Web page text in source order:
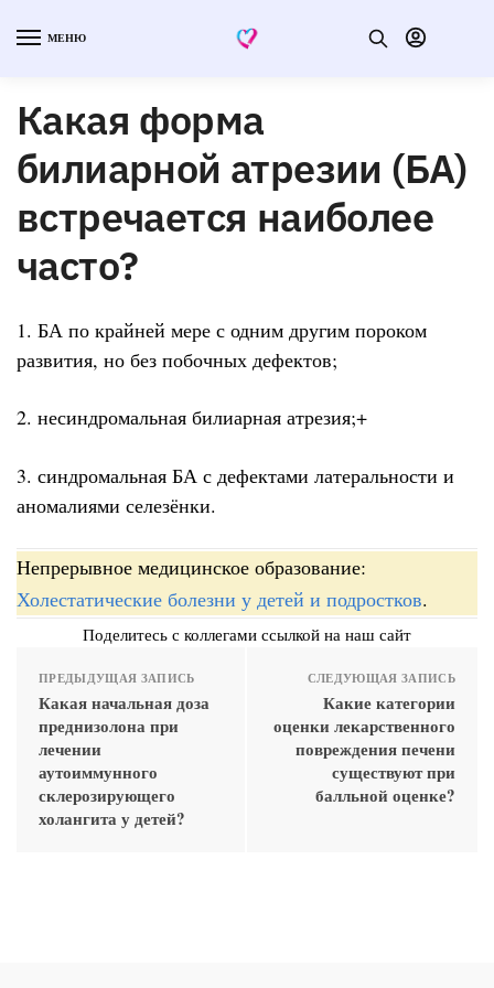
МЕНЮ
Какая форма
билиарной атрезии (БА)
встречается наиболее
часто?
1. БА по крайней мере с одним другим пороком
развития, но без побочных дефектов;
2. несиндромальная билиарная атрезия;+
3. синдромальная БА с дефектами латеральности и
аномалиями селезёнки.
Непрерывное медицинское образование:
Холестатические болезни у детей и подростков.
Поделитесь с коллегами ссылкой на наш сайт
ПРЕДЫДУЩАЯ ЗАПИСЬ
Какая начальная доза
преднизолона при
лечении
аутоиммунного
склерозирующего
холангита у детей?
СЛЕДУЮЩАЯ ЗАПИСЬ
Какие категории
оценки лекарственного
повреждения печени
существуют при
балльной оценке?